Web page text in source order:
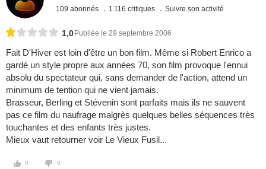
109 abonnés 1 116 critiques Suivre son activité
1,0 Publiée le 29 septembre 2006
Fait D'Hiver est loin d'être un bon film. Même si Robert Enrico a
gardé un style propre aux années 70, son film provoque l'ennui
absolu du spectateur qui, sans demander de l'action, attend un
minimum de tention qui ne vient jamais.
Brasseur, Berling et Stévenin sont parfaits mais ils ne sauvent
pas ce film du naufrage malgrès quelques belles séquences très
touchantes et des enfants très justes.
Mieux vaut retourner voir Le Vieux Fusil...
0 0